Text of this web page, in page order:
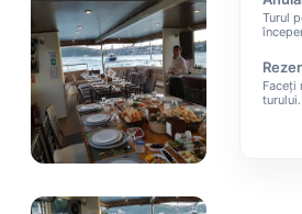
Turul
Faceți
turului.